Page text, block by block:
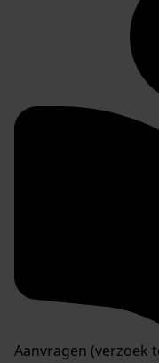
Aanvragen (verzoek